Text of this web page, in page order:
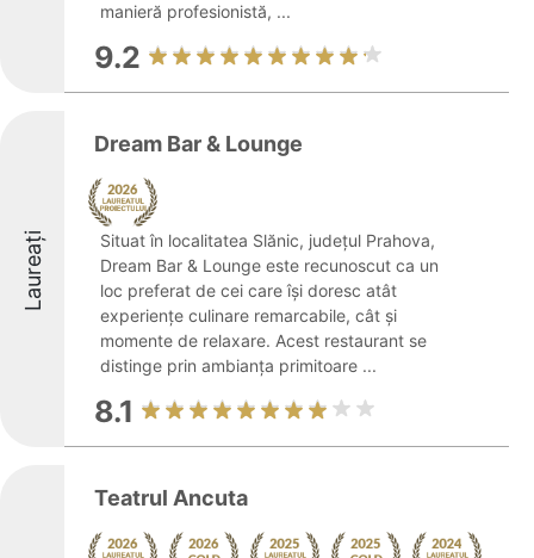
manieră profesionistă, ...
9.2
Laureați
Dream Bar & Lounge
Situat în localitatea Slănic, județul Prahova,
Dream Bar & Lounge este recunoscut ca un
loc preferat de cei care își doresc atât
experiențe culinare remarcabile, cât și
momente de relaxare. Acest restaurant se
distinge prin ambianța primitoare ...
8.1
Teatrul Ancuta